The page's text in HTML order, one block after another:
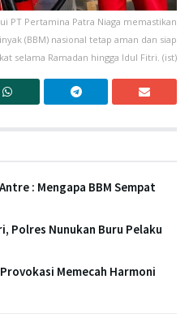
PT Pertamina Patra Niaga memastikan
(BBM) nasional tetap aman dan siap
selama Ramadan hingga Idul Fitri. (ist)
: Mengapa BBM Sempat
Polres Nunukan Buru Pelaku
Memecah Harmoni